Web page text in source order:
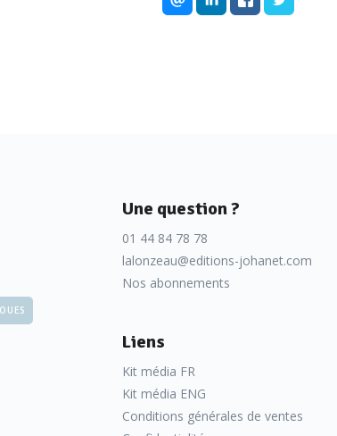
Une question ?
01 44 84 78 78
lalonzeau@editions-johanet.com
Nos abonnements
Liens
Kit média FR
Kit média ENG
Conditions générales de ventes